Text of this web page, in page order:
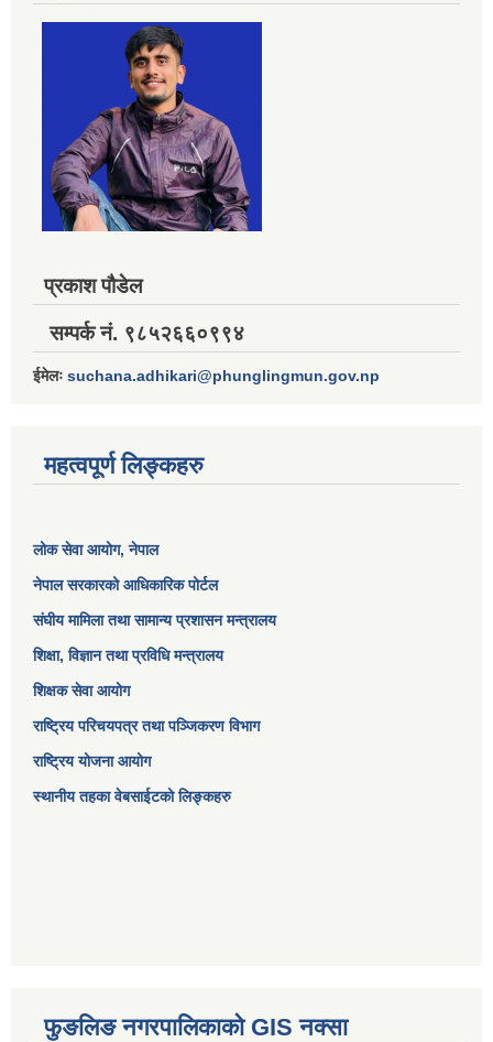
प्रकाश पौडेल
सम्पर्क नं. ९८५२६६०९९४
ईमेलः suchana.adhikari@phunglingmun.gov.np
महत्वपूर्ण लिङ्कहरु
लोक सेवा आयोग, नेपाल
नेपाल सरकारको आधिकारिक पोर्टल
संघीय मामिला तथा सामान्य प्रशासन मन्त्रालय
शिक्षा, विज्ञान तथा प्रविधि मन्त्रालय
शिक्षक सेवा आयोग
राष्ट्रिय परिचयपत्र तथा पञ्जिकरण विभाग
राष्ट्रिय योजना आयोग
स्थानीय तहका वेबसाईटको लिङ्कहरु
फुङलिङ नगरपालिकाको GIS नक्सा